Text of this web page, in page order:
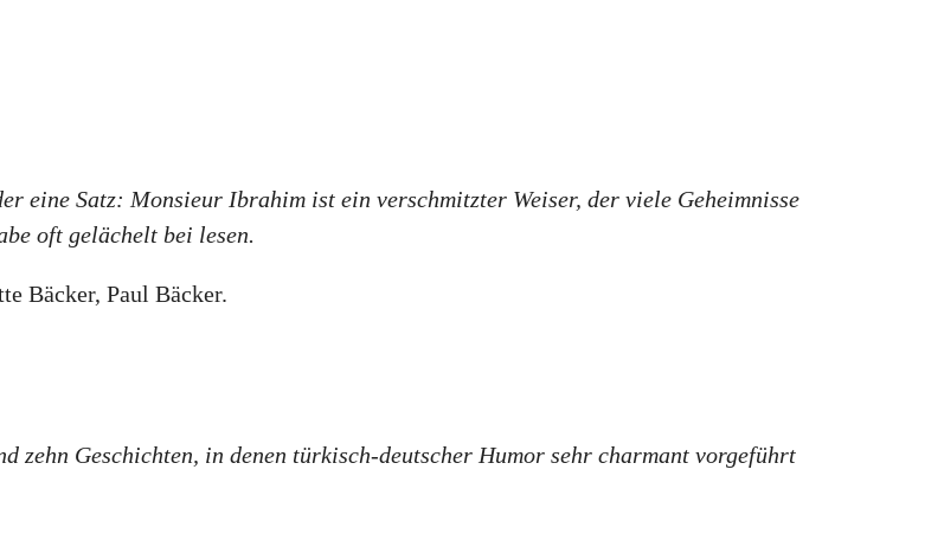
eine Satz: Monsieur Ibrahim ist ein verschmitzter Weiser, der viele Geheimnisse
oft gelächelt bei lesen.
Bäcker, Paul Bäcker.
zehn Geschichten, in denen türkisch-deutscher Humor sehr charmant vorgeführt